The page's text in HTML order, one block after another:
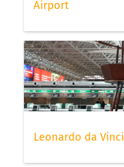
Airport
Leonardo da